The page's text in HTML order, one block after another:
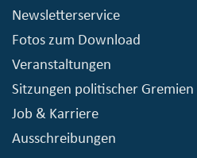
Newsletterservice
Fotos zum Download
Veranstaltungen
Sitzungen politischer Gremien
Job & Karriere
Ausschreibungen